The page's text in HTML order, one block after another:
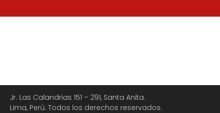
Jr. Las Calandrias 151 – 291, Santa Anita.
Lima, Perú. Todos los derechos reservados.